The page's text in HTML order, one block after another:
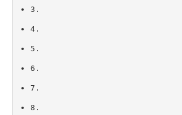
3.
4.
5.
6.
7.
8.